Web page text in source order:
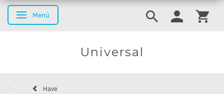
Navegación de palanca
Menú
Universal
Have